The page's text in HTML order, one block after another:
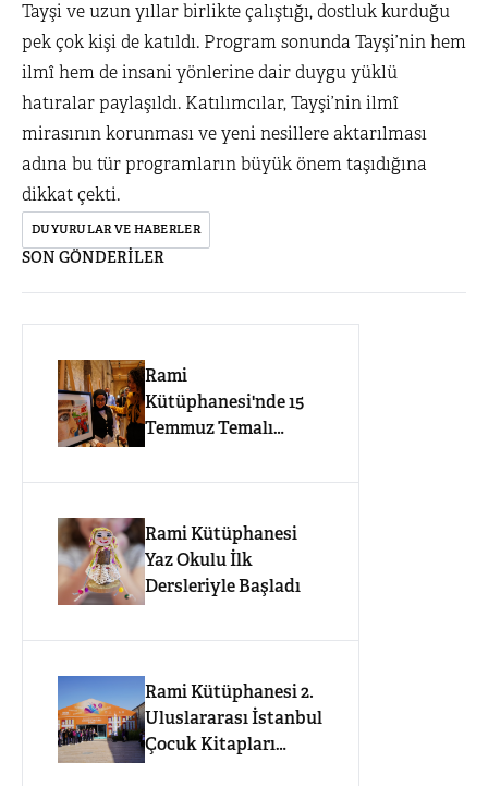
Tayşi ve uzun yıllar birlikte çalıştığı, dostluk kurduğu
pek çok kişi de katıldı. Program sonunda Tayşi’nin hem
ilmî hem de insani yönlerine dair duygu yüklü
hatıralar paylaşıldı. Katılımcılar, Tayşi’nin ilmî
mirasının korunması ve yeni nesillere aktarılması
adına bu tür programların büyük önem taşıdığına
dikkat çekti.
DUYURULAR VE HABERLER
SON GÖNDERİLER
Rami
Kütüphanesi'nde 15
Temmuz Temalı
Sergisi Açıldı
Rami Kütüphanesi
Yaz Okulu İlk
Dersleriyle Başladı
Rami Kütüphanesi 2.
Uluslararası İstanbul
Çocuk Kitapları